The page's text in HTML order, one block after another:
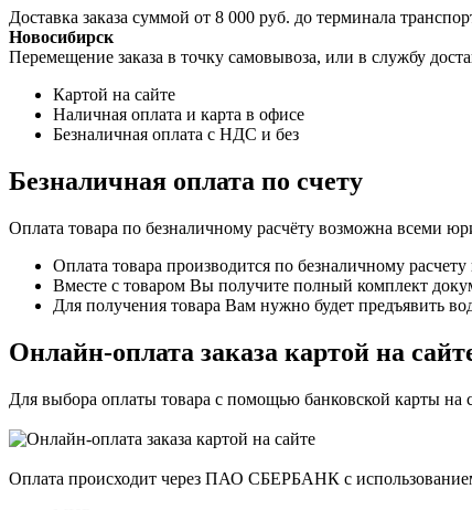
Доставка заказа суммой от 8 000 руб. до терминала
Новосибирск
Перемещение заказа в точку самовывоза, или в службу
Картой на сайте
Наличная оплата и карта в офисе
Безналичная оплата с НДС и без
Безналичная оплата по счету
Оплата товара по безналичному расчёту возможна всеми
Оплата товара производится по безналичному
Вместе с товаром Вы получите полный комплект
Для получения товара Вам нужно будет предъявить
Онлайн-оплата заказа картой на
Для выбора оплаты товара с помощью банковской карты на
Оплата происходит через ПАО СБЕРБАНК с